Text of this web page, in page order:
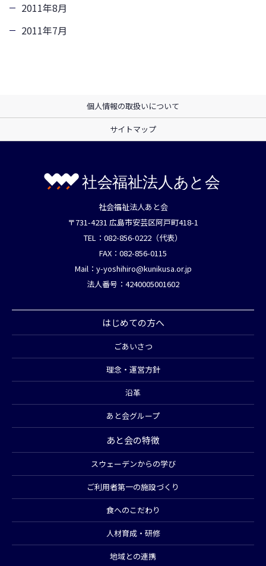
2011年8月
2011年7月
個人情報の取扱いについて
サイトマップ
社会福祉法人あと会
〒731-4231 広島市安芸区阿戸町418-1
TEL：082-856-0222（代表）
FAX：082-856-0115
Mail： y-yoshihiro@kunikusa.or.jp
法人番号：4240005001602
はじめての方へ
ごあいさつ
理念・運営方針
沿革
あと会グループ
あと会の特徴
スウェーデンからの学び
ご利用者第一の施設づくり
食へのこだわり
人材育成・研修
地域との連携